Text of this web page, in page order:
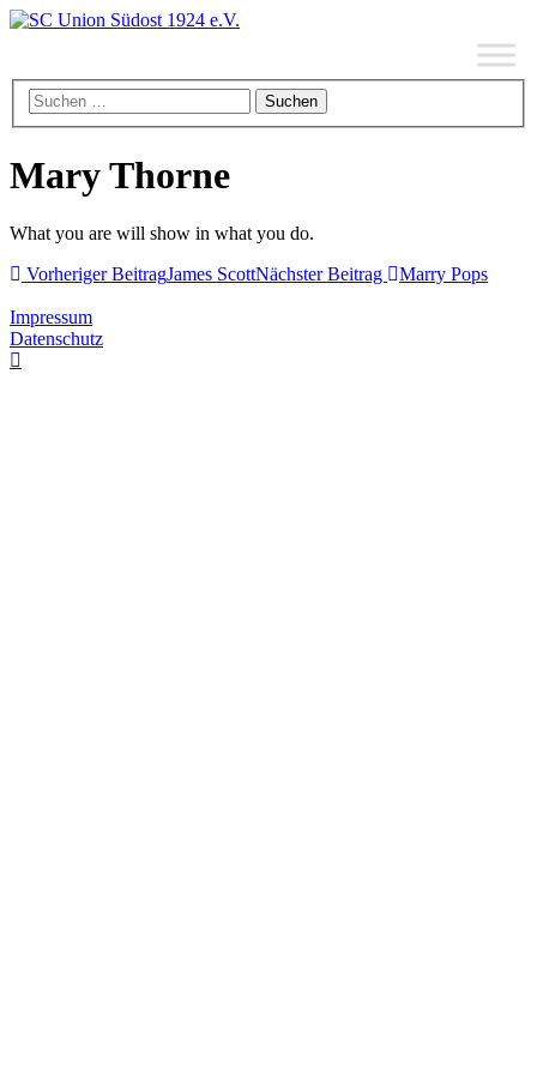
Mary Thorne
What you are will show in what you do.
Vorheriger BeitragJames ScottNächster Beitrag Marry Pops
Impressum
Datenschutz